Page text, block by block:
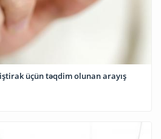
üçün təqdim olunan arayış